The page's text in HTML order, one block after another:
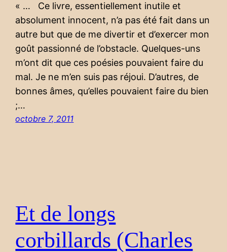
« … Ce livre, essentiellement inutile et
absolument innocent, n’a pas été fait dans un
autre but que de me divertir et d’exercer mon
goût passionné de l’obstacle. Quelques-uns
m’ont dit que ces poésies pouvaient faire du
mal. Je ne m’en suis pas réjoui. D’autres, de
bonnes âmes, qu’elles pouvaient faire du bien
;…
octobre 7, 2011
Et de longs
corbillards (Charles